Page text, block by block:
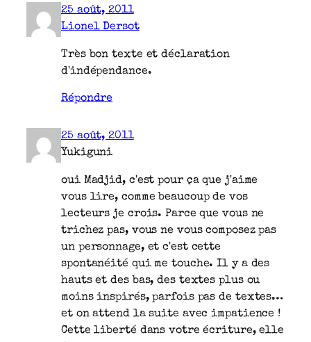
25 août, 2011
Lionel Dersot
Très bon texte et déclaration
d'indépendance.
Répondre
25 août, 2011
Yukiguni
oui Madjid, c'est pour ça que j'aime
vous lire, comme beaucoup de vos
lecteurs je crois. Parce que vous ne
trichez pas, vous ne vous composez pas
un personnage, et c'est cette
spontanéité qui me touche. Il y a des
hauts et des bas, des textes plus ou
moins inspirés, parfois pas de textes…
et on attend la suite avec impatience !
Cette liberté dans votre écriture, elle